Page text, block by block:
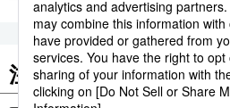
注目のキーワード